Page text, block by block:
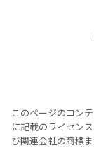
このページのコン
に記載のライセン
び関連会社の商標ま